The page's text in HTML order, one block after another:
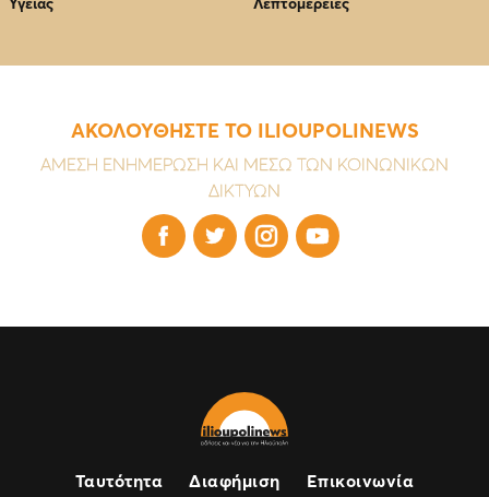
ΑΚΟΛΟΥΘΗΣΤΕ ΤΟ ILIOUPOLINEWS
ΑΜΕΣΗ ΕΝΗΜΕΡΩΣΗ ΚΑΙ ΜΕΣΩ ΤΩΝ ΚΟΙΝΩΝΙΚΩΝ
ΔΙΚΤΥΩΝ
   
Ταυτότητα Διαφήμιση Επικοινωνία